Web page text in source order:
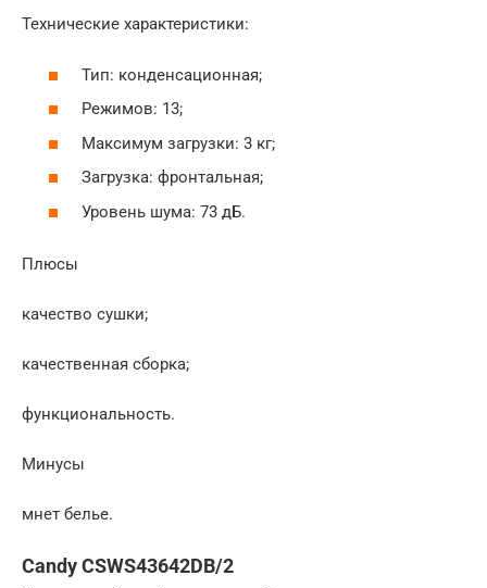
Технические характеристики:
Тип: конденсационная;
Режимов: 13;
Максимум загрузки: 3 кг;
Загрузка: фронтальная;
Уровень шума: 73 дБ.
Плюсы
качество сушки;
качественная сборка;
функциональность.
Минусы
мнет белье.
Candy CSWS43642DB/2